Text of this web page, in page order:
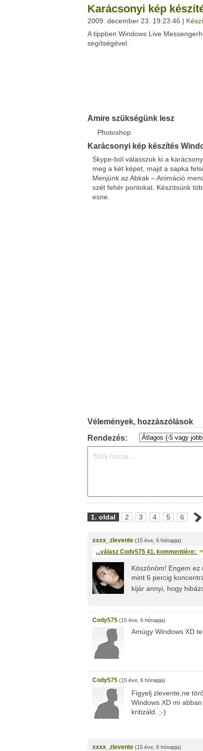
a saját leveleződet,vagy ezt a
Neved:
E-mail címed:
Del.icio.us
Ez a videó nem még nem tartozik
Ha van egy kis időd, nézz szét
Karácsonyi kép
2009. december 23. 19:23:46 |
A tippben Windows Live
segítségével.
Amire szükségünk lesz
Photoshop
Karácsonyi kép készítés
Skype-ból válasszuk ki a
meg a két képet, majd a sapka
Menjünk az Abkak – Animáció
szét fehér pontokat. Készítsünk
esne.
Vélemények, hozzászólások
Rendezés:
1. oldal 2 3 4 5 6
xxxx_zlevente (15 éve, 6 hónapja)
...válasz Cody575 41. kommentjére:
Köszönöm! Engem ez
mint 6 percig
kijár annyi, hogy
Cody575 (15 éve, 6 hónapja)
Amúgy Windows XD
Cody575 (15 éve, 6 hónapja)
Figyelj zlevente,ne
Windows XD mi
kritizáld. ;-)
xxxx_zlevente (15 éve, 6 hónapja)